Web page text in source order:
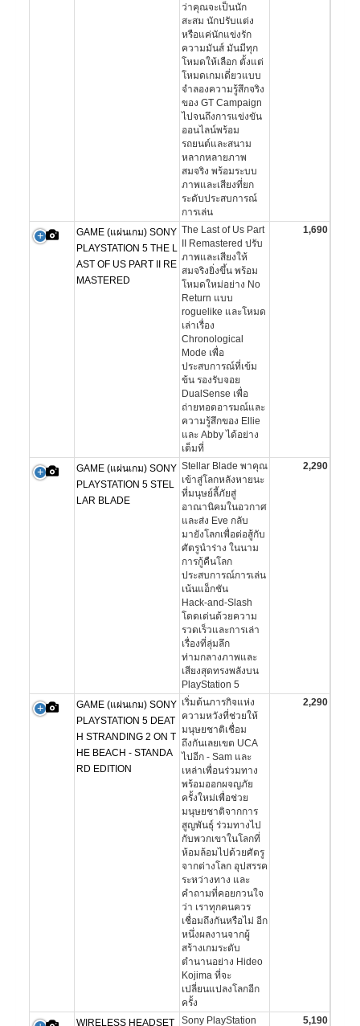
ว่าคุณจะเป็นนัก
สะสม นักปรับแต่ง
หรือแค่นักแข่งรัก
ความมันส์ มันมีทุก
โหมดให้เลือก ตั้งแต่
โหมดเกมเดี่ยวแบบ
จำลองความรู้สึกจริง
ของ GT Campaign
ไปจนถึงการแข่งขัน
ออนไลน์พร้อม
รถยนต์และสนาม
หลากหลายภาพ
สมจริง พร้อมระบบ
ภาพและเสียงที่ยก
ระดับประสบการณ์
การเล่น
GAME (แผ่นเกม) SONY
PLAYSTATION 5 THE L
AST OF US PART II RE
MASTERED
The Last of Us Part
II Remastered ปรับ
ภาพและเสียงให้
สมจริงยิ่งขึ้น พร้อม
โหมดใหม่อย่าง No
Return แบบ
roguelike และโหมด
เล่าเรื่อง
Chronological
Mode เพื่อ
ประสบการณ์ที่เข้ม
ข้น รองรับจอย
DualSense เพื่อ
ถ่ายทอดอารมณ์และ
ความรู้สึกของ Ellie
และ Abby ได้อย่าง
เต็มที่
1,690
GAME (แผ่นเกม) SONY
PLAYSTATION 5 STEL
LAR BLADE
Stellar Blade พาคุณ
เข้าสู่โลกหลังหายนะ
ที่มนุษย์ลี้ภัยสู่
อาณานิคมในอวกาศ
และส่ง Eve กลับ
มายังโลกเพื่อต่อสู้กับ
ศัตรูนำร่าง ในนาม
การกู้คืนโลก
ประสบการณ์การเล่น
เน้นแอ็กชัน
Hack‑and‑Slash
โดดเด่นด้วยความ
รวดเร็วและการเล่า
เรื่องที่ลุ่มลึก
ท่ามกลางภาพและ
เสียงสุดทรงพลังบน
PlayStation 5
2,290
GAME (แผ่นเกม) SONY
PLAYSTATION 5 DEAT
H STRANDING 2 ON T
HE BEACH - STANDA
RD EDITION
เริ่มต้นภารกิจแห่ง
ความหวังที่ช่วยให้
มนุษยชาติเชื่อม
ถึงกันเลยเขต UCA
ไปอีก - Sam และ
เหล่าเพื่อนร่วมทาง
พร้อมออกผจญภัย
ครั้งใหม่เพื่อช่วย
มนุษยชาติจากการ
สูญพันธุ์ ร่วมทางไป
กับพวกเขาในโลกที่
ห้อมล้อมไปด้วยศัตรู
จากต่างโลก อุปสรรค
ระหว่างทาง และ
คำถามที่คอยกวนใจ
ว่า เราทุกคนควร
เชื่อมถึงกันหรือไม่ อีก
หนึ่งผลงานจากผู้
สร้างเกมระดับ
ตำนานอย่าง Hideo
Kojima ที่จะ
เปลี่ยนแปลงโลกอีก
ครั้ง
2,290
WIRELESS HEADSET
Sony PlayStation
5,190